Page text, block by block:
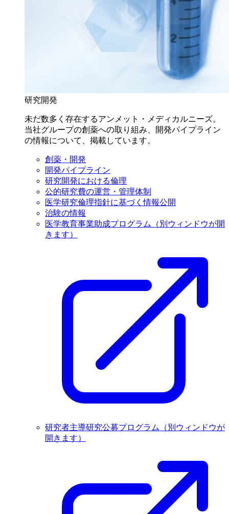
研究開発
未だ数多く存在するアンメット・メディカルニーズ。
当社グループの創薬への取り組み、開発パイプライン
の情報について、掲載しています。
創薬・開発
開発パイプライン
研究開発における倫理
公的研究費の運営・管理体制
医学研究倫理指針に基づく情報公開
治験の情報
医学教育事業助成プログラム
（別ウィンドウが開
きます）
研究者主導研究公募プログラム
（別ウィンドウが
開きます）